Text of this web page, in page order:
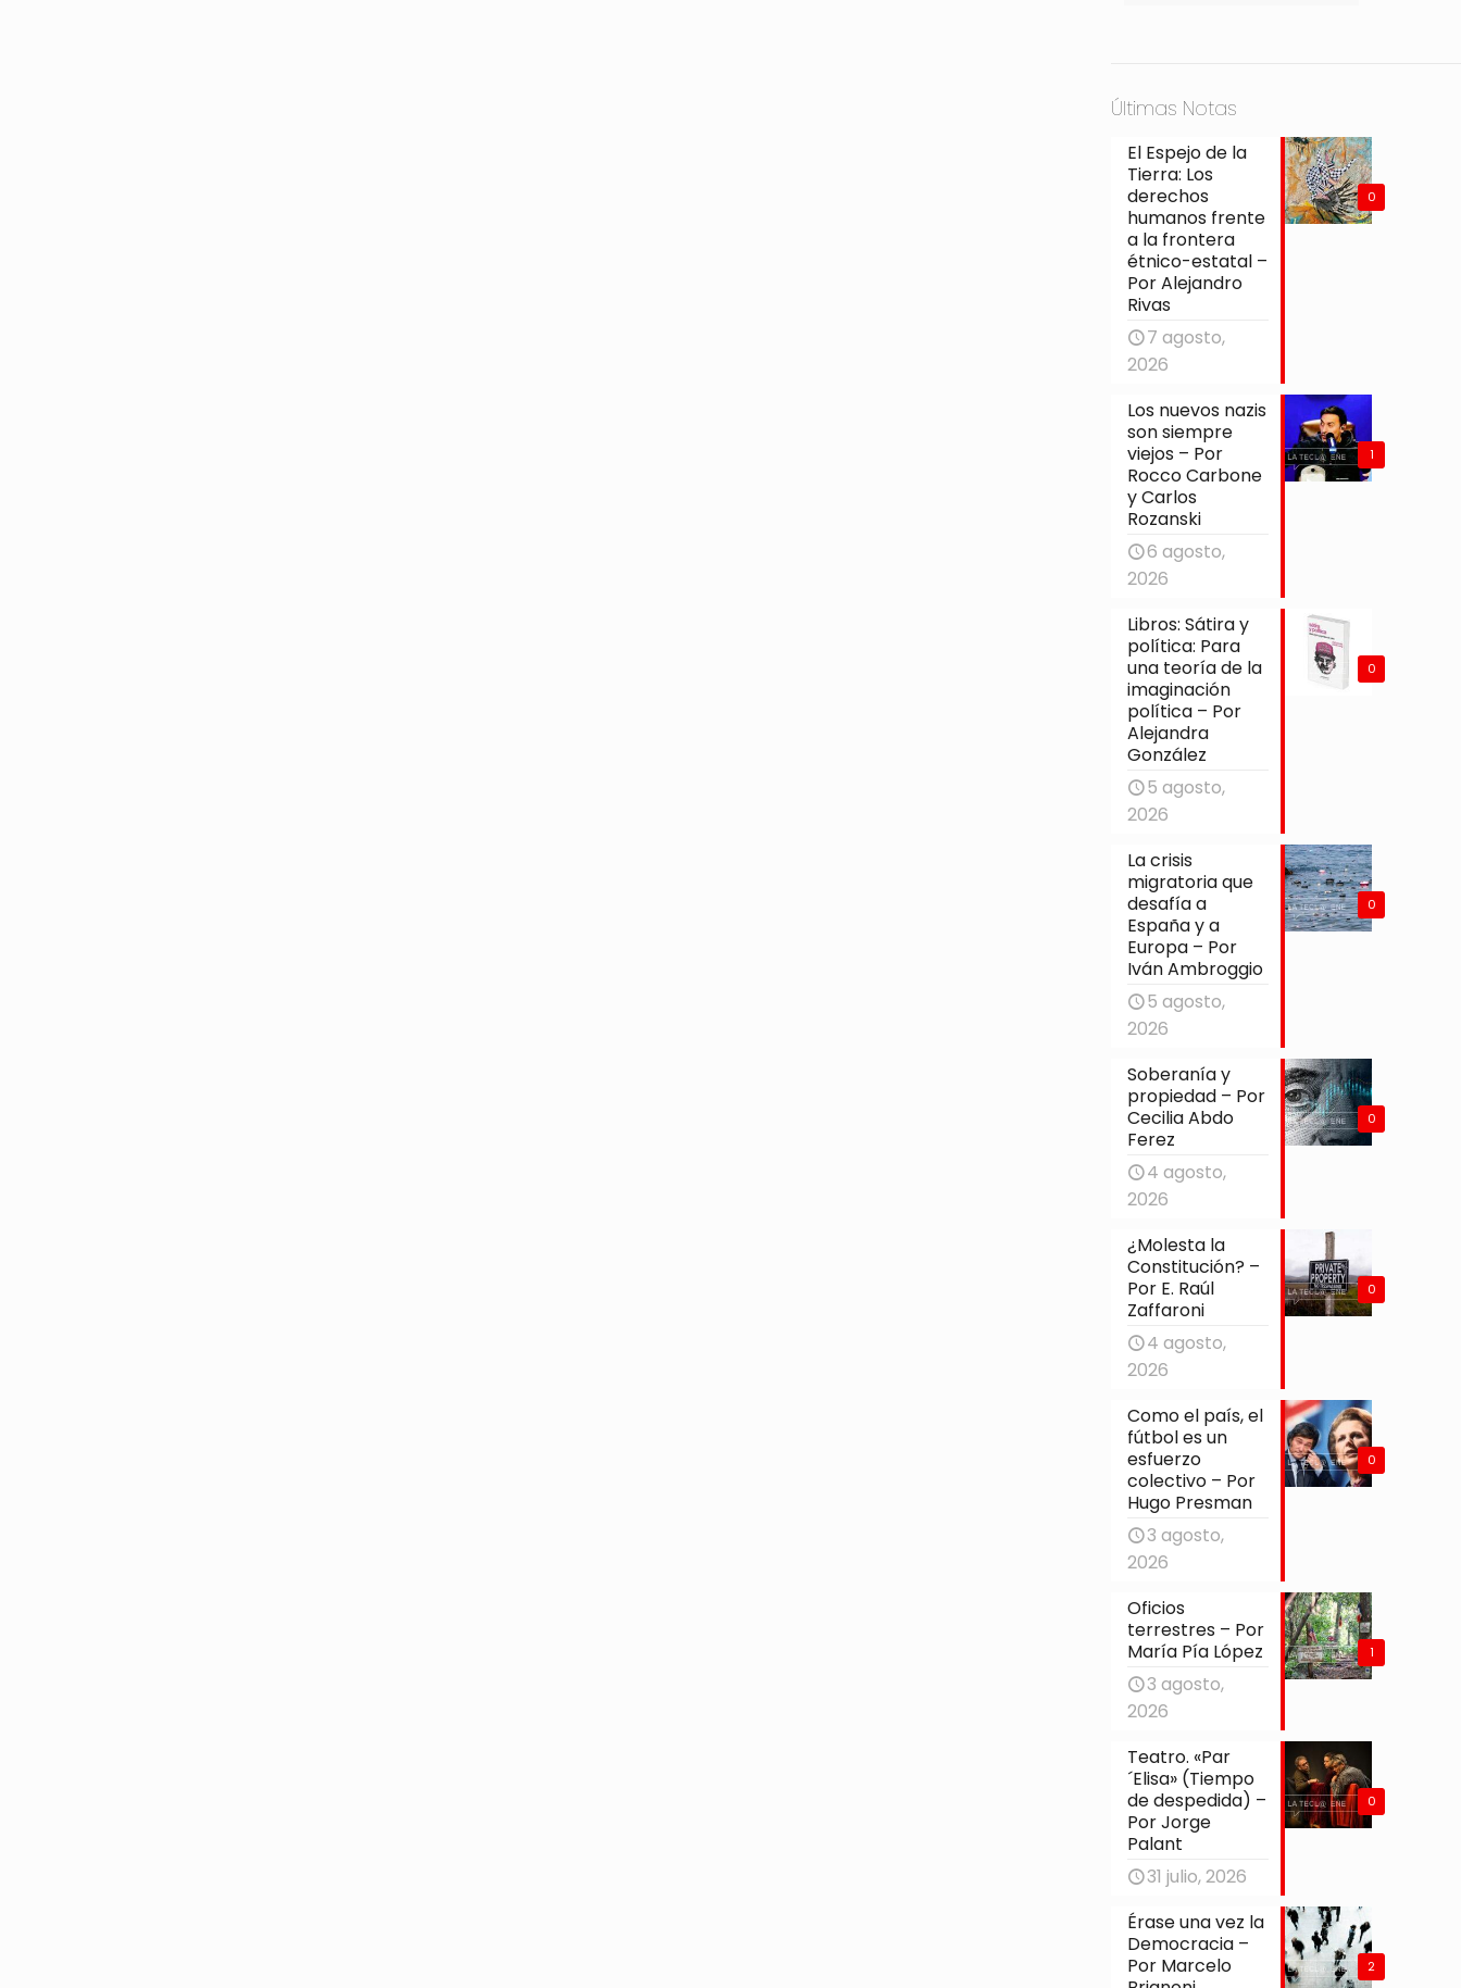
Últimas Notas
0
El Espejo de la
Tierra: Los
derechos
humanos frente
a la frontera
étnico-estatal –
Por Alejandro
Rivas
7 agosto,
2026
1
Los nuevos nazis
son siempre
viejos – Por
Rocco Carbone
y Carlos
Rozanski
6 agosto,
2026
0
Libros: Sátira y
política: Para
una teoría de la
imaginación
política – Por
Alejandra
González
5 agosto,
2026
0
La crisis
migratoria que
desafía a
España y a
Europa – Por
Iván Ambroggio
5 agosto,
2026
0
Soberanía y
propiedad – Por
Cecilia Abdo
Ferez
4 agosto,
2026
0
¿Molesta la
Constitución? –
Por E. Raúl
Zaffaroni
4 agosto,
2026
0
Como el país, el
fútbol es un
esfuerzo
colectivo – Por
Hugo Presman
3 agosto,
2026
1
Oficios
terrestres – Por
María Pía López
3 agosto,
2026
0
Teatro. «Par
´Elisa» (Tiempo
de despedida) –
Por Jorge
Palant
31 julio, 2026
2
Érase una vez la
Democracia –
Por Marcelo